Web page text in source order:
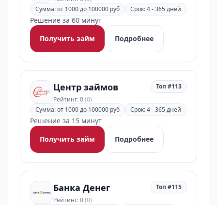
Сумма: от 1000 до 100000 руб Срок: 4 - 365 дней
Решение за 60 минут
Получить займ
Подробнее
Центр займов
Рейтинг: 0(0)
Топ #113
Сумма: от 1000 до 100000 руб Срок: 4 - 365 дней
Решение за 15 минут
Получить займ
Подробнее
Банка Денег
Рейтинг: 0(0)
Топ #115